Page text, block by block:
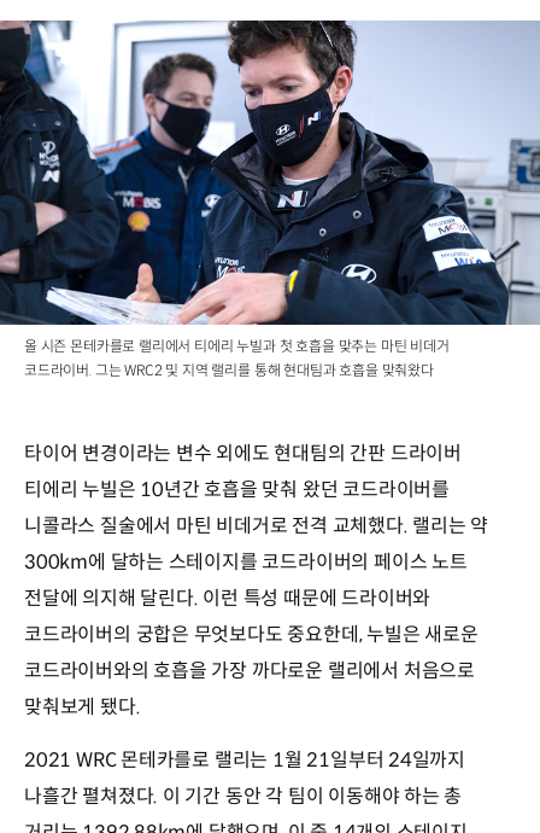
올 시즌 몬테카를로 랠리에서 티에리 누빌과 첫 호흡을 맞추는 마틴 비데거
코드라이버. 그는 WRC2 및 지역 랠리를 통해 현대팀과 호흡을 맞춰왔다
타이어 변경이라는 변수 외에도 현대팀의 간판 드라이버
티에리 누빌은 10년간 호흡을 맞춰 왔던 코드라이버를
니콜라스 질술에서 마틴 비데거로 전격 교체했다. 랠리는 약
300km에 달하는 스테이지를 코드라이버의 페이스 노트
전달에 의지해 달린다. 이런 특성 때문에 드라이버와
코드라이버의 궁합은 무엇보다도 중요한데, 누빌은 새로운
코드라이버와의 호흡을 가장 까다로운 랠리에서 처음으로
맞춰보게 됐다.
2021 WRC 몬테카를로 랠리는 1월 21일부터 24일까지
나흘간 펼쳐졌다. 이 기간 동안 각 팀이 이동해야 하는 총